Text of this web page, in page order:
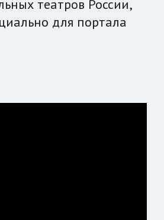
театров России,
для портала